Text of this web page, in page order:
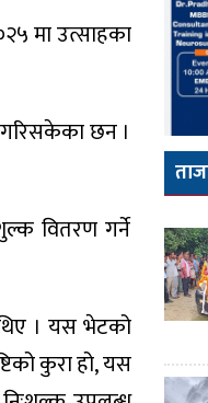
मा उत्साहका
छन ।
वितरण गर्ने
। यस भेटको
कुरा हो, यस